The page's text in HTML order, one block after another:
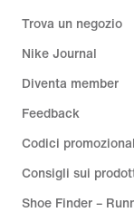
Trova un negozio
Nike Journal
Diventa member
Feedback
Codici
Consigli sui
Shoe Finder –